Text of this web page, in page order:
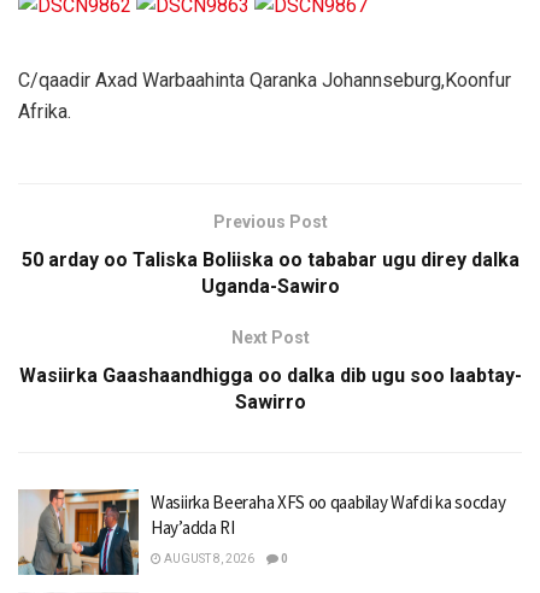
C/qaadir Axad Warbaahinta Qaranka Johannseburg,Koonfur
Afrika.
Previous Post
50 arday oo Taliska Boliiska oo tababar ugu direy dalka
Uganda-Sawiro
Next Post
Wasiirka Gaashaandhigga oo dalka dib ugu soo laabtay-
Sawirro
Wasiirka Beeraha XFS oo qaabilay Wafdi ka socday
Hay’adda RI
AUGUST 8, 2026 0